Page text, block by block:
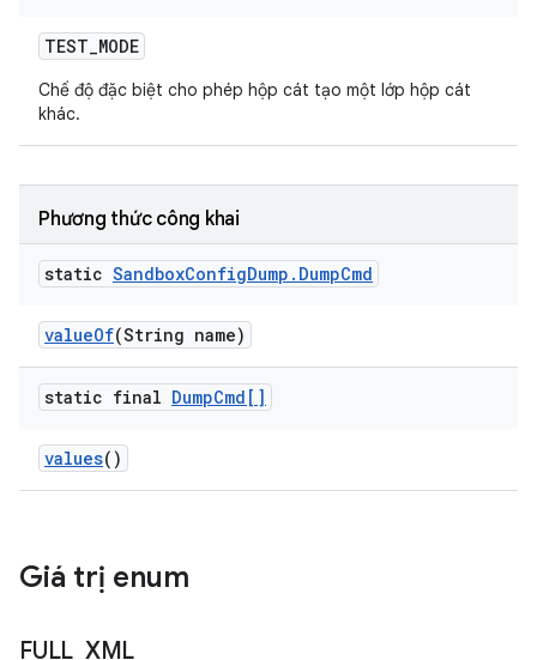
TEST_MODE
Chế độ đặc biệt cho phép hộp cát tạo một lớp hộp cát
khác.
Phương thức công khai
static SandboxConfigDump . DumpCmd
valueOf(String name)
static final DumpCmd[]
values()
Giá trị enum
FULL XML